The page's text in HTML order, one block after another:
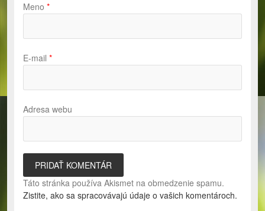
Meno *
E-mail *
Adresa webu
Táto stránka používa Akismet na obmedzenie spamu.
Zistite, ako sa spracovávajú údaje o vašich komentároch.